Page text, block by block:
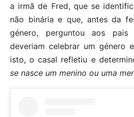
a irmã de Fred, que se
não binária e que, antes da
género, perguntou aos
deveriam celebrar um género
isto, o casal refletiu e
se nasce um menino ou uma